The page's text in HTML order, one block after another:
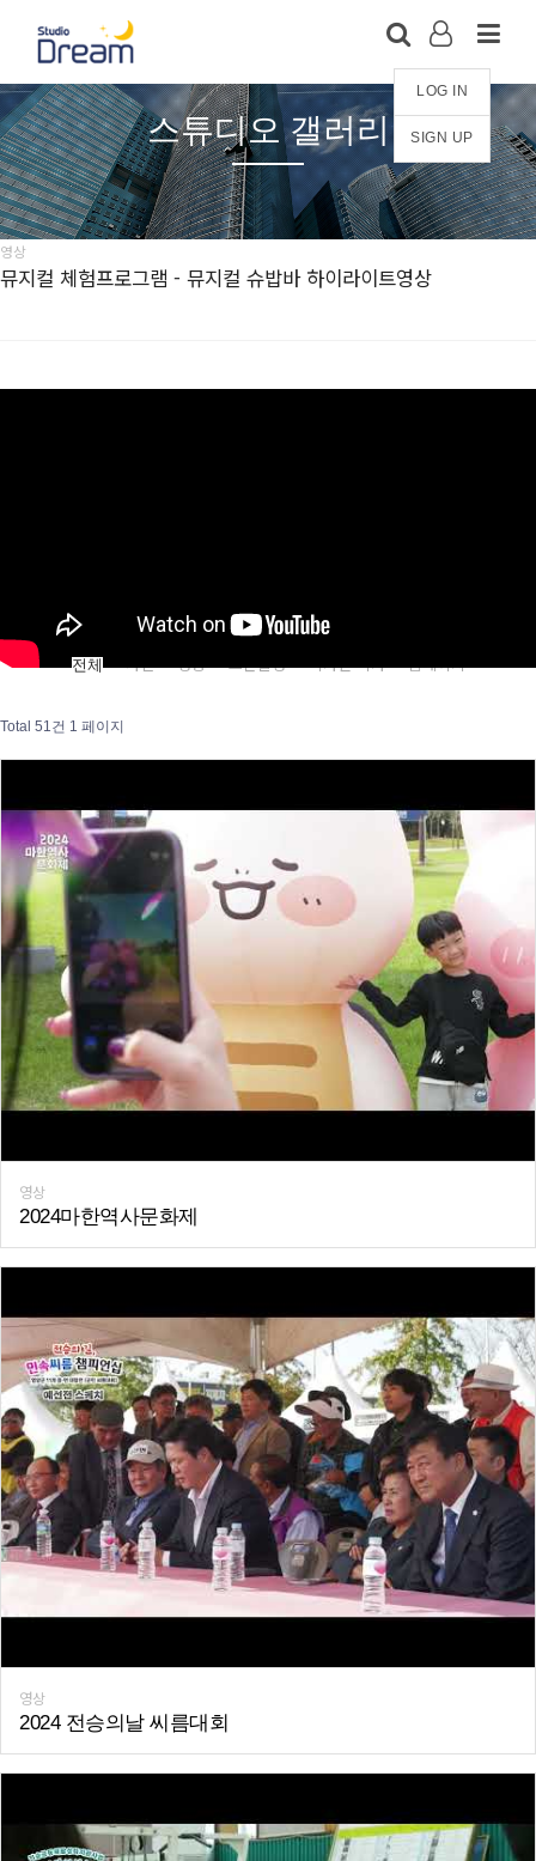
LOG IN
SIGN UP
스튜디오 갤러리
영상
뮤지컬 체험프로그램 - 뮤지컬 슈밥바 하이라이트영상
전체 사진 영상 드론촬영 디자인·책자 홈페이지
Total 51건 1 페이지
영상
2024마한역사문화제
영상
2024 전승의날 씨름대회